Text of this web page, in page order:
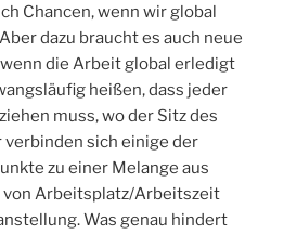
Chancen, wenn wir global
dazu braucht es auch neue
die Arbeit global erledigt
heißen, dass jeder
muss, wo der Sitz des
verbinden sich einige der
zu einer Melange aus
Arbeitsplatz/Arbeitszeit
Was genau hindert